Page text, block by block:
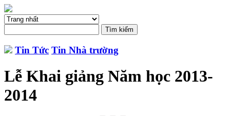
Tin Tức Tin Nhà trường
Lễ Khai giảng Năm học 2013-
2014